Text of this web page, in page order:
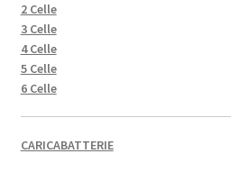
2 Celle
3 Celle
4 Celle
5 Celle
6 Celle
CARICABATTERIE